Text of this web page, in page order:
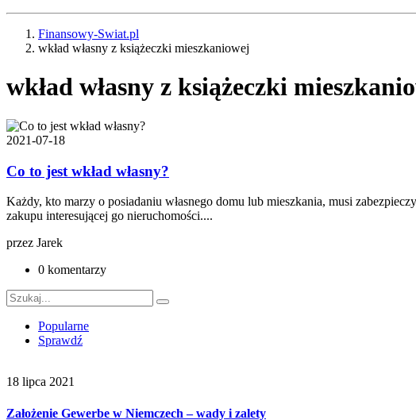
Finansowy-Swiat.pl
wkład własny z książeczki mieszkaniowej
wkład własny z książeczki
2021-07-18
Co to jest wkład własny?
Każdy, kto marzy o posiadaniu własnego domu lub mieszkania, musi
zakupu interesującej go nieruchomości....
przez Jarek
0 komentarzy
Popularne
Sprawdź
18 lipca 2021
Założenie Gewerbe w Niemczech – wady i zalety